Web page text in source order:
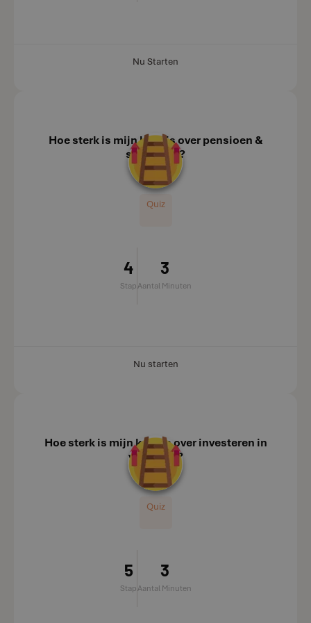
Nu Starten
Hoe sterk is mijn kennis over pensioen &
successie?
Quiz
4
Stap
3
Aantal Minuten
Nu starten
Hoe sterk is mijn kennis over investeren in
vastgoed?
Quiz
5
Stap
3
Aantal Minuten